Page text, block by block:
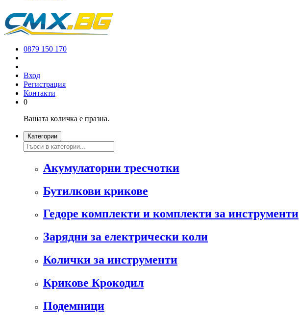
0879 150 170
Вход
Регистрация
Контакти
0
Вашата количка е празна.
Категории
Акумулаторни тресчотки
Бутилкови крикове
Гедоре комплекти и комплекти за инструменти
Зарядни за електрически коли
Колички за инструменти
Крикове Крокодил
Подемници